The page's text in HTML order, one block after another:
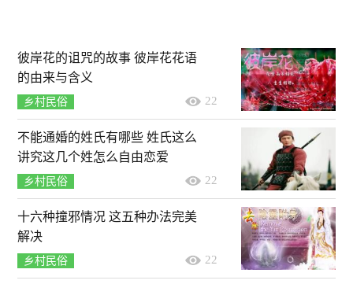
彼岸花的诅咒的故事 彼岸花花语
的由来与含义
乡村民俗 22
不能通婚的姓氏有哪些 姓氏这么
讲究这几个姓怎么自由恋爱
乡村民俗 22
十六种撞邪情况 这五种办法完美
解决
乡村民俗 22